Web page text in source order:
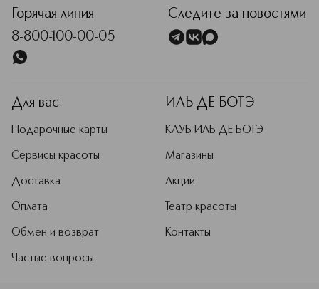
Горячая линия
8-800-100-00-05
Следите за новостями
Для вас
Подарочные карты
Сервисы красоты
Доставка
Оплата
Обмен и возврат
Частые вопросы
ИЛЬ ДЕ БОТЭ
КЛУБ ИЛЬ ДЕ БОТЭ
Магазины
Акции
Театр красоты
Контакты